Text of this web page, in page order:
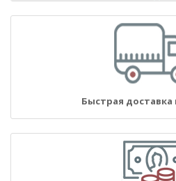
Быстрая доставка